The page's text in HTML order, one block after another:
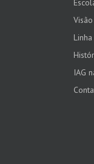
IAG